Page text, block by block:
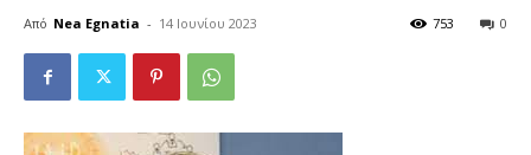
Από Nea Egnatia - 14 Ιουνίου 2023 0
753